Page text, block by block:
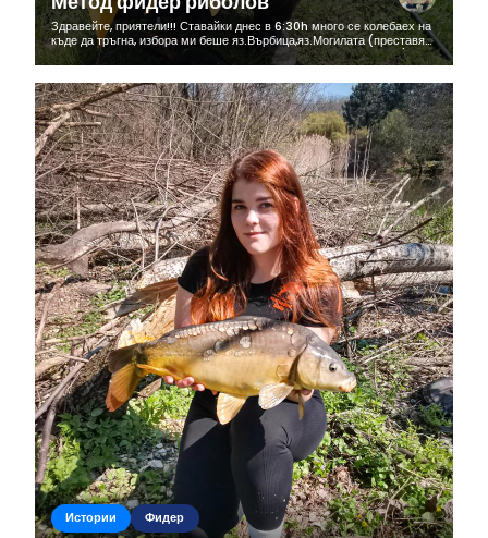
Здравейте, приятели!!! Ставайки днес в 6:30h много се колебаех на
къде да тръгна, избора ми беше яз.Върбица,яз.Могилата (преставях
си как утре всички ме псуват,че съм набол новите риби 🤣🤣🤣) и...
Истории Фидер